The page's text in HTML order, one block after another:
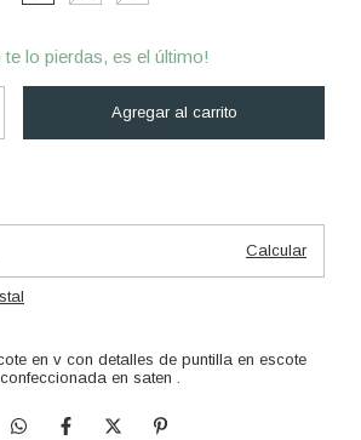
te lo pierdas, es el último!
Calcular
en v con detalles de puntilla en escote
confeccionada en saten .